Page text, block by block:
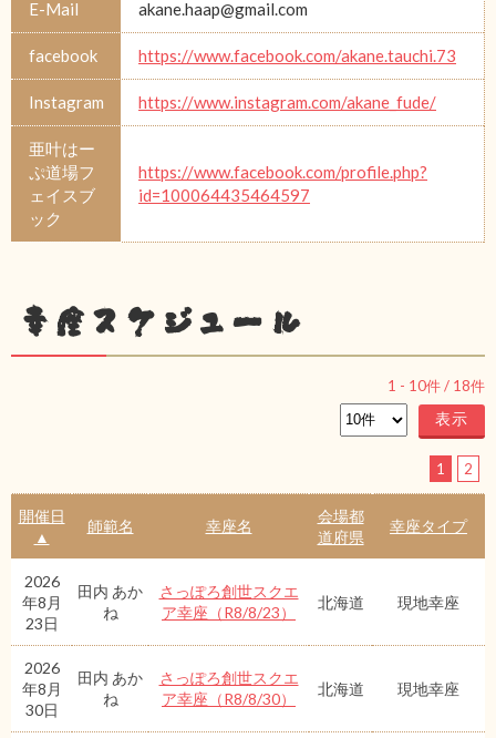
E-Mail akane.haap@gmail.com
facebook https://www.facebook.com/akane.tauchi.73
Instagram https://www.instagram.com/akane_fude/
亜叶はー
ぷ道場フ
ェイスブ
ック
https://www.facebook.com/profile.php?
id=100064435464597
幸座スケジュール
1 - 10件 / 18件
1 2
開催日
▲
師範名 幸座名
会場都
道府県
幸座タイプ
2026
年8月
23日
田内 あか
ね
さっぽろ創世スクエ
ア幸座（R8/8/23）
北海道 現地幸座
2026
年8月
30日
田内 あか
ね
さっぽろ創世スクエ
ア幸座（R8/8/30）
北海道 現地幸座